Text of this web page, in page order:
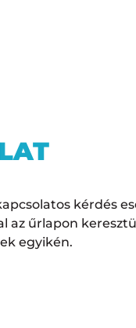
kérdés
az űrlapon
egyikén.